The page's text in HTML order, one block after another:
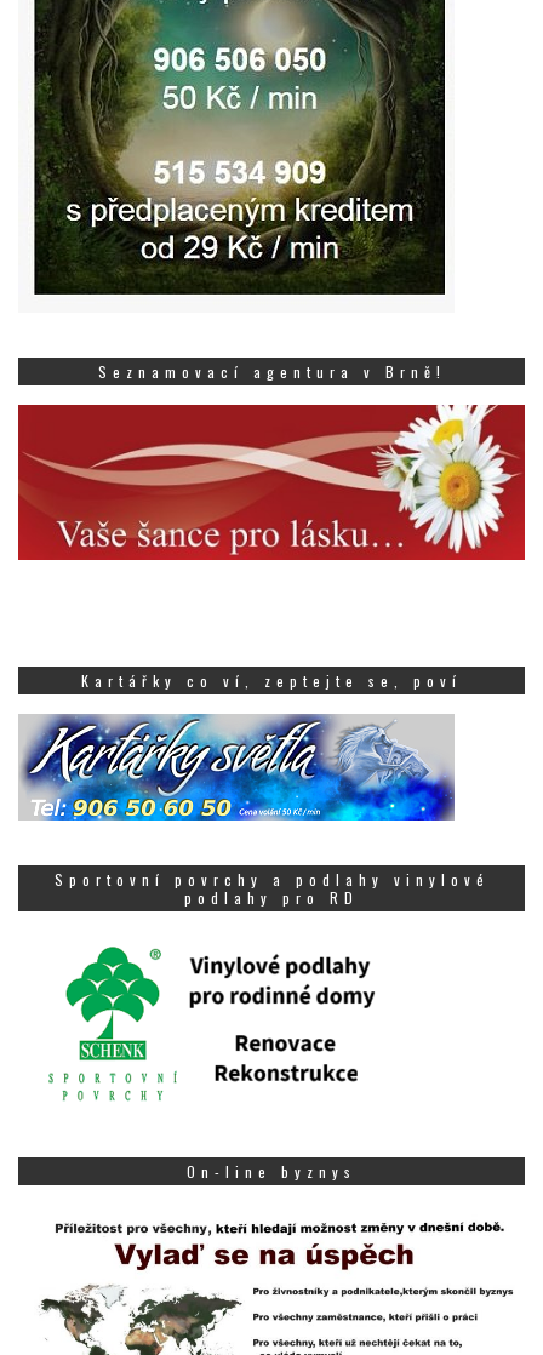
Seznamovací agentura v Brně!
Kartářky co ví, zeptejte se, poví
Sportovní povrchy a podlahy vinylové
podlahy pro RD
On-line byznys